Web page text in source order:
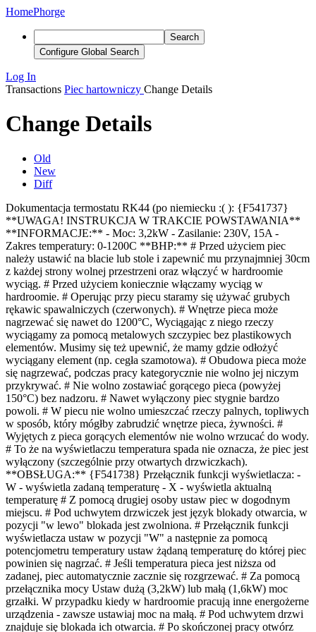
HomePhorge
Search
Configure Global Search
Log In
Transactions Piec hartowniczy Change Details
Change Details
Old
New
Diff
Dokumentacja termostatu RK44 (po niemiecku :( ): {F541737}
**UWAGA! INSTRUKCJA W TRAKCIE POWSTAWANIA**
**INFORMACJE:** - Moc: 3,2kW - Zasilanie: 230V, 15A -
Zakres temperatury: 0-1200C **BHP:** # Przed użyciem piec
należy ustawić na blacie lub stole i zapewnić mu przynajmniej 30cm
z każdej strony wolnej przestrzeni oraz włączyć w hardroomie
wyciąg. # Przed użyciem koniecznie włączamy wyciąg w
hardroomie. # Operując przy piecu staramy się używać grubych
rękawic spawalniczych (czerwonych). # Wnętrze pieca może
nagrzewać się nawet do 1200°C, Wyciągając z niego rzeczy
wyciągamy za pomocą metalowych szczypiec bez plastikowych
elementów. Musimy się też upewnić, że mamy gdzie odłożyć
wyciągany element (np. cegła szamotowa). # Obudowa pieca może
się nagrzewać, podczas pracy kategorycznie nie wolno jej niczym
przykrywać. # Nie wolno zostawiać gorącego pieca (powyżej
150°C) bez nadzoru. # Nawet wyłączony piec stygnie bardzo
powoli. # W piecu nie wolno umieszczać rzeczy palnych, topliwych
w sposób, który mógłby zabrudzić wnętrze pieca, żywności. #
Wyjętych z pieca gorących elementów nie wolno wrzucać do wody.
# To że na wyświetlaczu temperatura spada nie oznacza, że piec jest
wyłączony (szczególnie przy otwartych drzwiczkach).
**OBSŁUGA:** {F541738} Przełącznik funkcji wyświetlacza: -
W - wyświetla zadaną temperaturę - X - wyświetla aktualną
temperaturę # Z pomocą drugiej osoby ustaw piec w dogodnym
miejscu. # Pod uchwytem drzwiczek jest język blokady otwarcia, w
pozycji "w lewo" blokada jest zwolniona. # Przełącznik funkcji
wyświetlacza ustaw w pozycji "W" a następnie za pomocą
potencjometru temperatury ustaw żądaną temperaturę do której piec
powinien się nagrzać. # Jeśli temperatura pieca jest niższa od
zadanej, piec automatycznie zacznie się rozgrzewać. # Za pomocą
przełącznika mocy Ustaw dużą (3,2kW) lub małą (1,6kW) moc
grzałki. W przypadku kiedy w hardroomie pracują inne energożerne
urządzenia - zawsze ustawiaj moc na małą. # Pod uchwytem drzwi
znajduje się blokada ich otwarcia. # Po skończonej pracy otwórz